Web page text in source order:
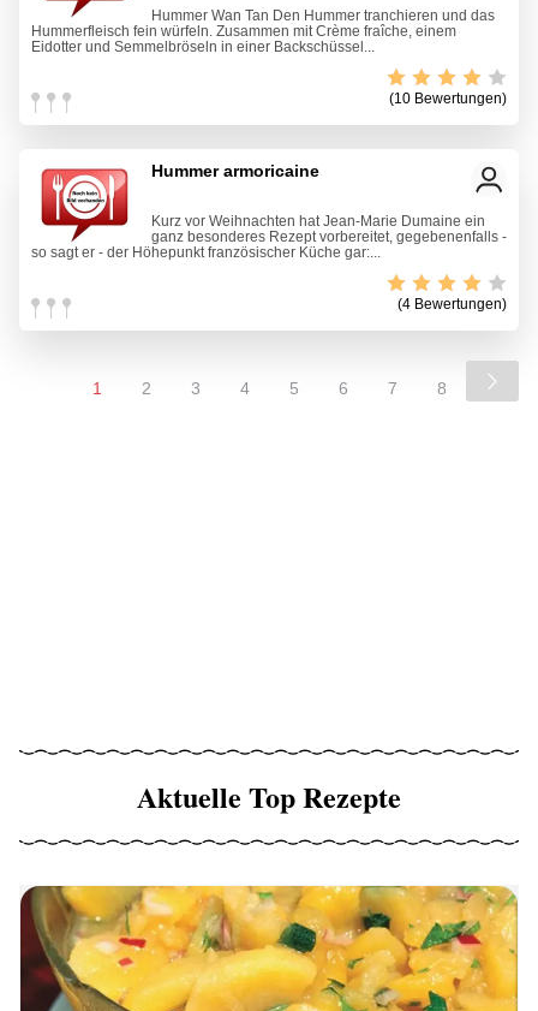
Hummer Wan Tan Den Hummer tranchieren und das
Hummerfleisch fein würfeln. Zusammen mit Crème fraîche, einem
Eidotter und Semmelbröseln in einer Backschüssel...
(10 Bewertungen)
Hummer armoricaine
Kurz vor Weihnachten hat Jean-Marie Dumaine ein
ganz besonderes Rezept vorbereitet, gegebenenfalls -
so sagt er - der Höhepunkt französischer Küche gar:...
(4 Bewertungen)
1 2 3 4 5 6 7 8
Aktuelle Top Rezepte